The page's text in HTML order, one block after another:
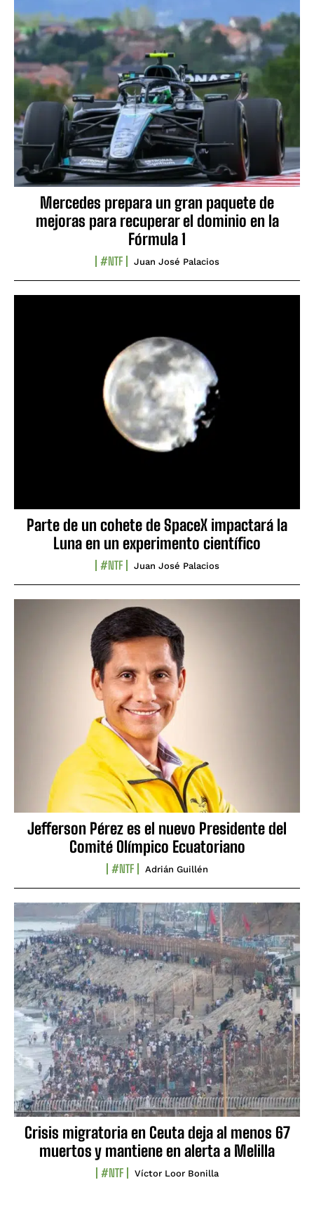
Mercedes prepara un gran paquete de
mejoras para recuperar el dominio en la
Fórmula 1
#NTF Juan José Palacios
Parte de un cohete de SpaceX impactará la
Luna en un experimento científico
#NTF Juan José Palacios
Jefferson Pérez es el nuevo Presidente del
Comité Olímpico Ecuatoriano
#NTF Adrián Guillén
Crisis migratoria en Ceuta deja al menos 67
muertos y mantiene en alerta a Melilla
#NTF Víctor Loor Bonilla